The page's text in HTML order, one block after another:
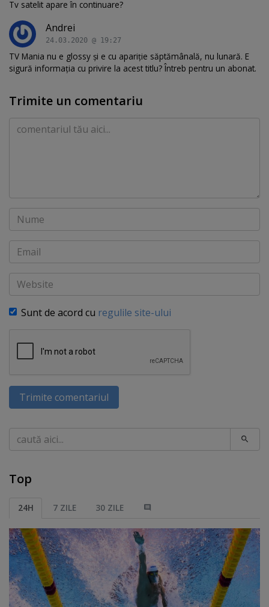
Tv satelit apare în continuare?
Andrei
24.03.2020 @ 19:27
TV Mania nu e glossy și e cu apariție săptămânală, nu lunară. E
sigură informația cu privire la acest titlu? Întreb pentru un abonat.
Trimite un comentariu
Comentariu
Nume
Email
Website
Sunt de acord cu regulile site-ului
Trimite comentariul
Caută
Top
24H 7 ZILE 30 ZILE